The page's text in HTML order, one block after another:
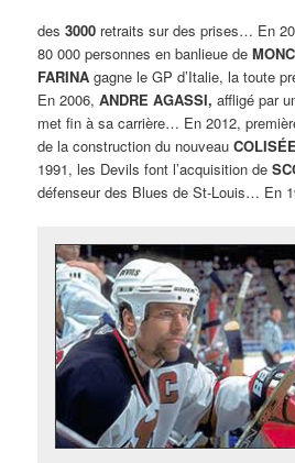
des3000 retraits sur des prises… En
80 000 personnes en banlieue de
FARINA gagne le GP d’Italie, la toute
En 2006,ANDRE AGASSI, affligé par
met fin à sa carrière… En 2012,
de la construction du nouveau
1991, les Devils font l’acquisition de
défenseur des Blues de St-Louis… En